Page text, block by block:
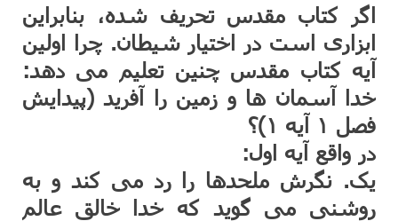
اگر کتاب مقدس تحریف شده، بنابراین
ابزاری است در اختیار شیطان. چرا اولین
آیه کتاب مقدس چنین تعلیم می دهد:
خدا آسمان ها و زمین را آفرید (پیدایش
فصل ۱ آیه ۱)؟
در واقع آیه اول:
یک. نگرش ملحدها را رد می کند و به
روشنی می گوید که خدا خالق عالم